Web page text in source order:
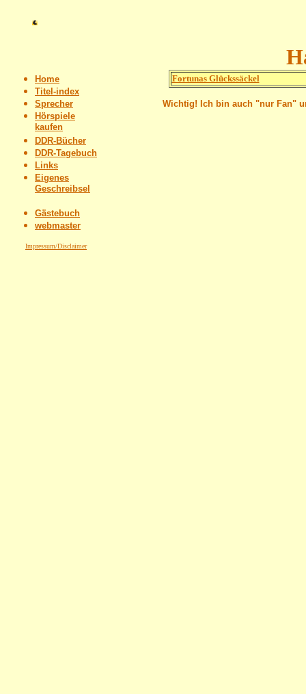
Home
Titel-index
Sprecher
Hörspiele
kaufen
DDR-Bücher
DDR-Tagebuch
Links
Eigenes
Geschreibsel
Gästebuch
webmaster
Impressum/Disclaimer
Fortunas Glückssäckel
Wichtig! Ich bin auch "nur Fan"